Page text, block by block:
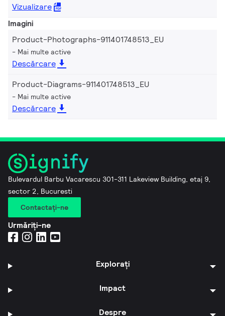
Vizualizare
Imagini
Product-Photographs-911401748513_EU
Mai multe active
Descărcare
Product-Diagrams-911401748513_EU
Mai multe active
Descărcare
Bulevardul Barbu Vacarescu 301-311 Lakeview Building, etaj 9,
sector 2, Bucuresti
Contactaţi-ne
Urmăriți-ne
Explorați
Impact
Despre